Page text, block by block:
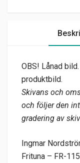
OBS! Lånad
produktbild.
Skivans och
och följer den
gradering av
Ingmar
Frituna – FR-